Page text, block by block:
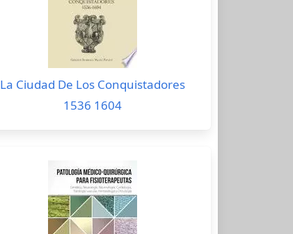
La Ciudad De Los Conquistadores
1536 1604